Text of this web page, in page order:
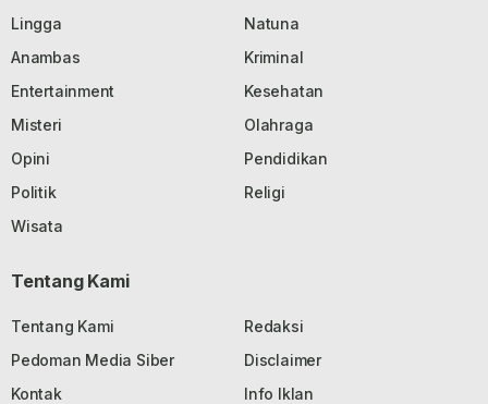
Lingga
Natuna
Anambas
Kriminal
Entertainment
Kesehatan
Misteri
Olahraga
Opini
Pendidikan
Politik
Religi
Wisata
Tentang Kami
Tentang Kami
Redaksi
Pedoman Media Siber
Disclaimer
Kontak
Info Iklan